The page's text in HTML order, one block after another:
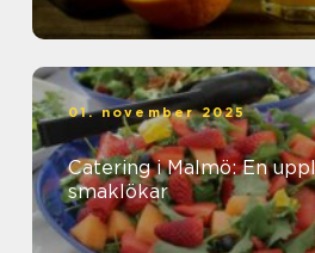
01. november 2025
Catering i Malmö: En
smaklökar